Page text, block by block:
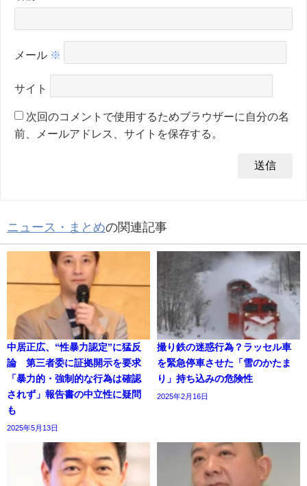
メール ※
サイト
次回のコメントで使用するためブラウザーに自分の名
前、メールアドレス、サイトを保存する。
ニュース・まとめの関連記事
中居正広、“性暴力認定”に猛反
論 第三者委に証拠開示を要求
「暴力的・強制的な行為は確認
されず」報告書の中立性に疑問
も
2025年5月13日
撮り鉄の迷惑行為？ラッセル車
を緊急停車させた「雪のかたま
り」持ち込みの危険性
2025年2月16日